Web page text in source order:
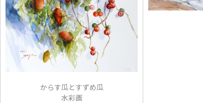
からす瓜とすずめ瓜
水彩画